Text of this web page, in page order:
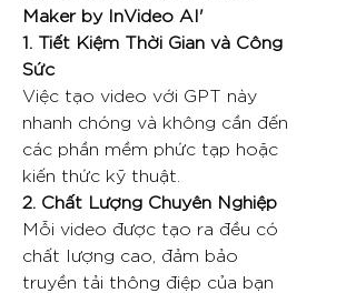
Maker by InVideo AI'
1. Tiết Kiệm Thời Gian và Công
Sức
Việc tạo video với GPT này
nhanh chóng và không cần đến
các phần mềm phức tạp hoặc
kiến thức kỹ thuật.
2. Chất Lượng Chuyên Nghiệp
Mỗi video được tạo ra đều có
chất lượng cao, đảm bảo
truyền tải thông điệp của bạn